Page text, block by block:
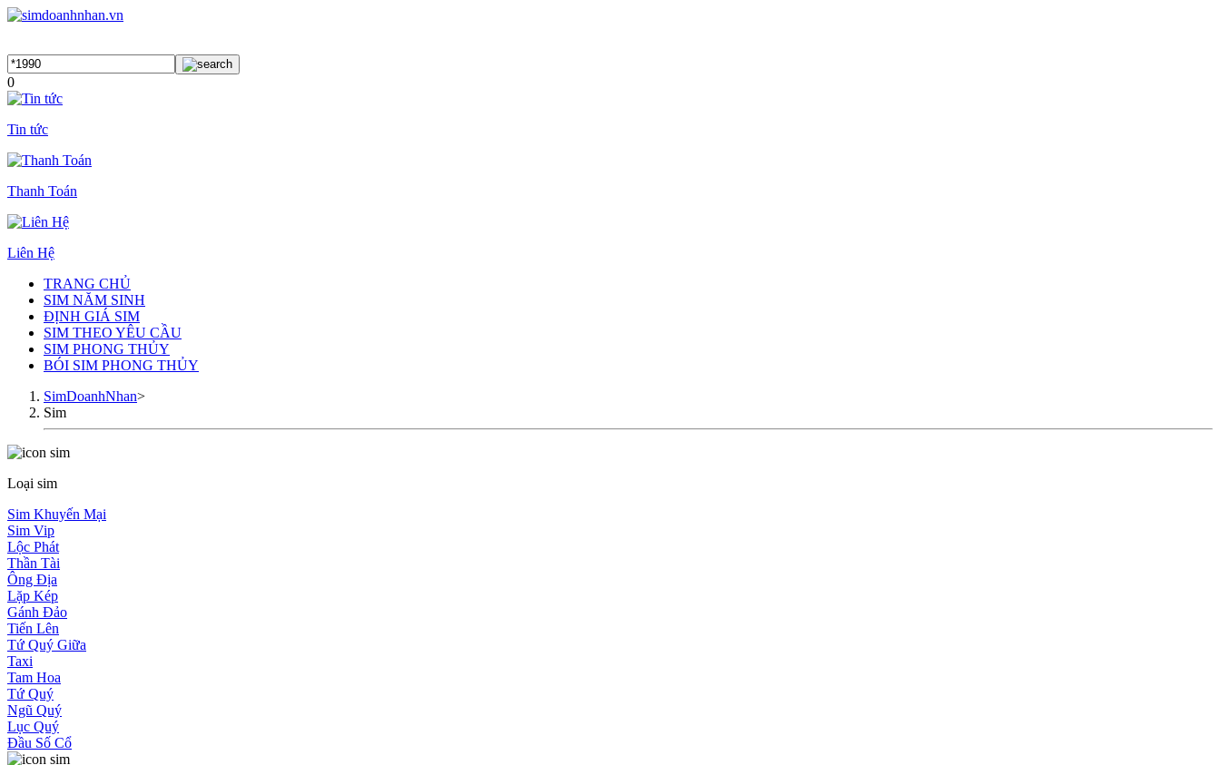
0
Tin tức
Thanh Toán
Liên Hệ
TRANG CHỦ
SIM NĂM SINH
ĐỊNH GIÁ SIM
SIM THEO YÊU CẦU
SIM PHONG THỦY
BÓI SIM PHONG THỦY
SimDoanhNhan>
Sim
Loại sim
Sim Khuyến Mại
Sim Vip
Lộc Phát
Thần Tài
Ông Địa
Lặp Kép
Gánh Đảo
Tiến Lên
Tứ Quý Giữa
Taxi
Tam Hoa
Tứ Quý
Ngũ Quý
Lục Quý
Đầu Số Cổ